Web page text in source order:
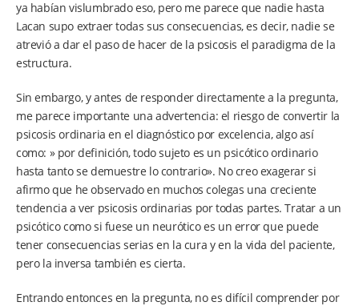
ya habían vislumbrado eso, pero me parece que nadie hasta
Lacan supo extraer todas sus consecuencias, es decir, nadie se
atrevió a dar el paso de hacer de la psicosis el paradigma de la
estructura.
Sin embargo, y antes de responder directamente a la pregunta,
me parece importante una advertencia: el riesgo de convertir la
psicosis ordinaria en el diagnóstico por excelencia, algo así
como: » por definición, todo sujeto es un psicótico ordinario
hasta tanto se demuestre lo contrario». No creo exagerar si
afirmo que he observado en muchos colegas una creciente
tendencia a ver psicosis ordinarias por todas partes. Tratar a un
psicótico como si fuese un neurótico es un error que puede
tener consecuencias serias en la cura y en la vida del paciente,
pero la inversa también es cierta.
Entrando entonces en la pregunta, no es difícil comprender por